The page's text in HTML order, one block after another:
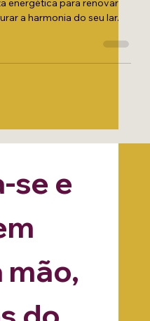
energias. Descubra
a harmonia do seu lar.
e